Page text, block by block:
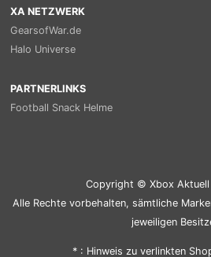
XA NETZWERK
GearsofWar.de
Halo Universe
PARTNERLINKS
Football Snack Helme
Copyright © Xbox
Alle Rechte vorbehalten, sämtliche
jeweiligen
* : Hinweis zu verlinkten